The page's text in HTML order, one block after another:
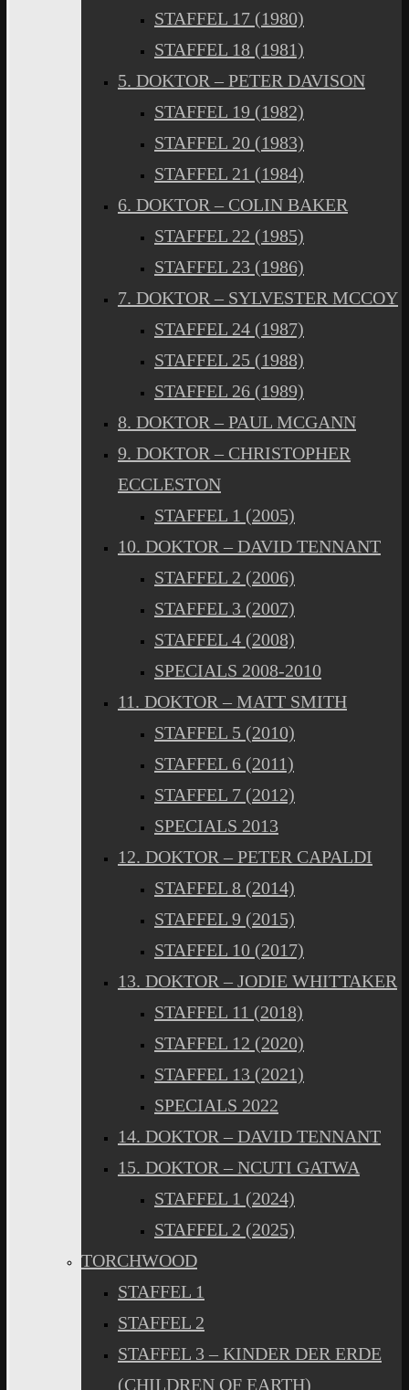
STAFFEL 17 (1980)
STAFFEL 18 (1981)
5. DOKTOR – PETER DAVISON
STAFFEL 19 (1982)
STAFFEL 20 (1983)
STAFFEL 21 (1984)
6. DOKTOR – COLIN BAKER
STAFFEL 22 (1985)
STAFFEL 23 (1986)
7. DOKTOR – SYLVESTER MCCOY
STAFFEL 24 (1987)
STAFFEL 25 (1988)
STAFFEL 26 (1989)
8. DOKTOR – PAUL MCGANN
9. DOKTOR – CHRISTOPHER
ECCLESTON
STAFFEL 1 (2005)
10. DOKTOR – DAVID TENNANT
STAFFEL 2 (2006)
STAFFEL 3 (2007)
STAFFEL 4 (2008)
SPECIALS 2008-2010
11. DOKTOR – MATT SMITH
STAFFEL 5 (2010)
STAFFEL 6 (2011)
STAFFEL 7 (2012)
SPECIALS 2013
12. DOKTOR – PETER CAPALDI
STAFFEL 8 (2014)
STAFFEL 9 (2015)
STAFFEL 10 (2017)
13. DOKTOR – JODIE WHITTAKER
STAFFEL 11 (2018)
STAFFEL 12 (2020)
STAFFEL 13 (2021)
SPECIALS 2022
14. DOKTOR – DAVID TENNANT
15. DOKTOR – NCUTI GATWA
STAFFEL 1 (2024)
STAFFEL 2 (2025)
TORCHWOOD
STAFFEL 1
STAFFEL 2
STAFFEL 3 – KINDER DER ERDE
(CHILDREN OF EARTH)